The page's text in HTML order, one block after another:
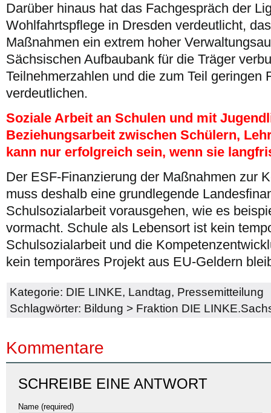
Darüber hinaus hat das Fachgespräch der
Wohlfahrtspflege in Dresden verdeutlicht,
Maßnahmen ein extrem hoher
Sächsischen Aufbaubank für die Träger
Teilnehmerzahlen und die zum Teil geringen
verdeutlichen.
Soziale Arbeit an Schulen und mit
Beziehungsarbeit zwischen Schülern,
kann nur erfolgreich sein, wenn sie
Der ESF-Finanzierung der Maßnahmen zur
muss deshalb eine grundlegende
Schulsozialarbeit vorausgehen, wie es
vormacht. Schule als Lebensort ist kein
Schulsozialarbeit und die
kein temporäres Projekt aus EU-Geldern
Kategorie: DIE LINKE, Landtag, Pressemitteilung
Schlagwörter: Bildung > Fraktion DIE
Kommentare
SCHREIBE EINE ANTWORT
Name (required)